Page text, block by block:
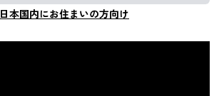
日本国内にお住まいの方向け